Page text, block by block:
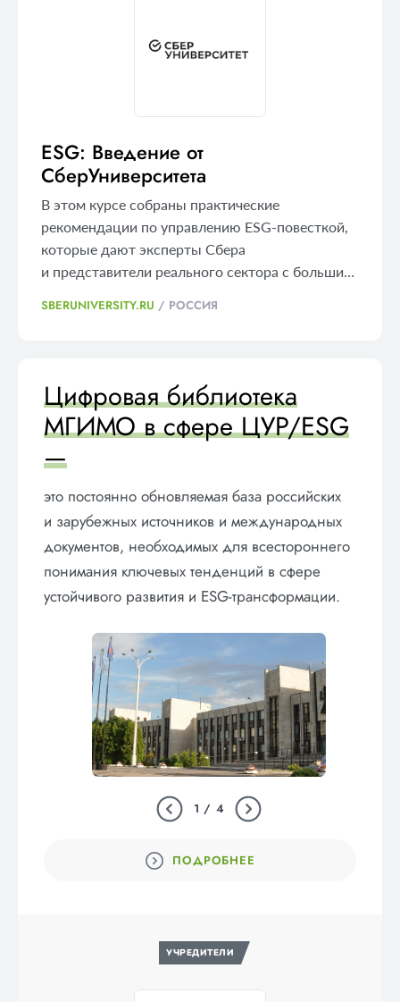
ESG: Введение от
СберУниверситета
В этом курсе собраны практические
рекомендации по управлению ESG-повесткой,
которые дают эксперты Сбера
и представители реального сектора с большим
устойчивого развития, инвестиционного
SBERUNIVERSITY.RU / РОССИЯ
Цифровая библиотека
МГИМО в сфере ЦУР/ESG
—
это постоянно обновляемая база российских
и зарубежных источников и международных
документов, необходимых для всестороннего
понимания ключевых тенденций в сфере
устойчивого развития и ЕSG-трансформации.
1 / 4
ПОДРОБНЕЕ
УЧРЕДИТЕЛИ